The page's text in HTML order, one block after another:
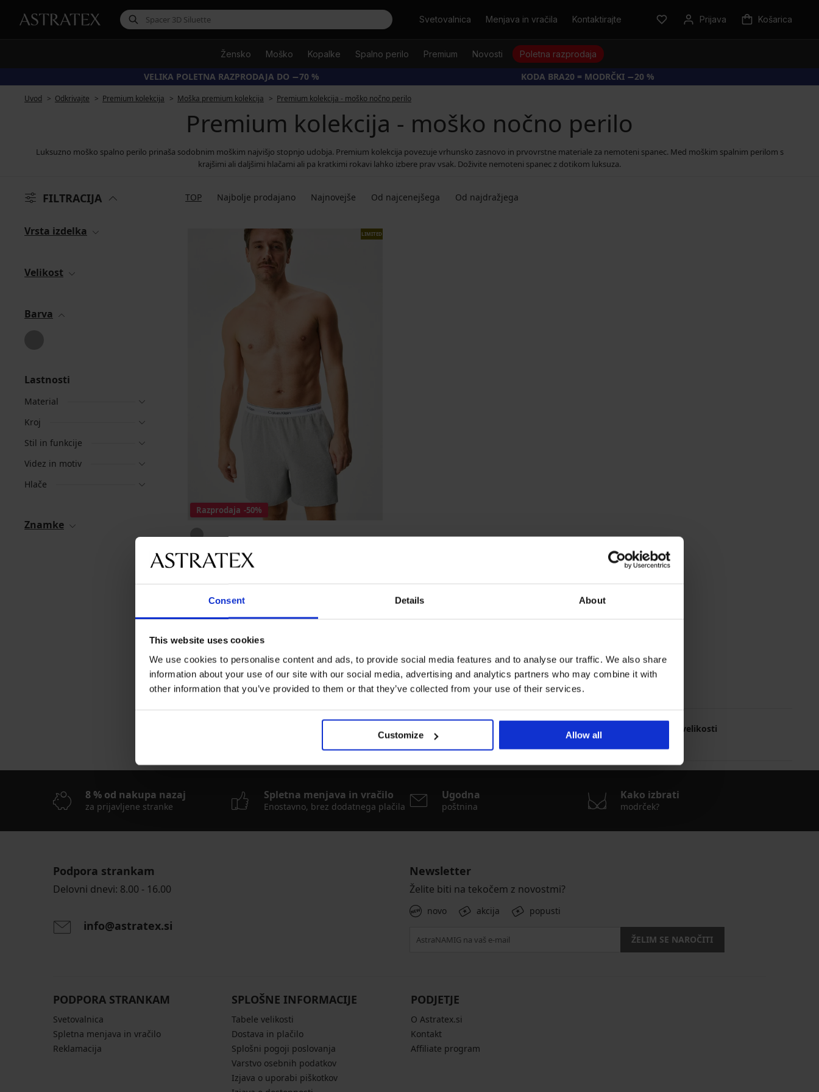
Consent Details About
This website uses cookies
We use cookies to personalise content and ads, to provide social media features and to analyse our traffic. We also share
information about your use of our site with our social media, advertising and analytics partners who may combine it with
other information that you’ve provided to them or that they’ve collected from your use of their services.
Customize Allow all
Svetovalnica Menjava in vračila Kontaktirajte Prijava Košarica
Žensko Moško Kopalke Spalno perilo Premium Novosti Poletna razprodaja
VELIKA POLETNA RAZPRODAJA DO −70 % KODA BRA20 = MODRČKI −20 %
Uvod Odkrivajte Premium kolekcija Moška premium kolekcija Premium kolekcija - moško nočno perilo
Premium kolekcija - moško nočno perilo
Luksuzno moško spalno perilo prinaša sodobnim moškim najvišjo stopnjo udobja. Premium kolekcija povezuje vrhunsko zasnovo in prvovrstne materiale za nemoteni spanec. Med moškim spalnim perilom s
krajšimi ali daljšimi hlačami ali pa kratkimi rokavi lahko izbere prav vsak. Doživite nemoteni spanec z dotikom luksuza.
FILTRACIJA TOP Najbolje prodajano Najnovejše Od najcenejšega Od najdražjega
Vrsta izdelka
Velikost
Barva
Lastnosti
Material
Kroj
Stil in funkcije
Videz in motiv
Hlače
Znamke
LIMITED
Razprodaja -50%
PREMIUM
Kratke pižama hlače Calvin Klein Cotton
Popust
24,50 €Prvotna cena
48,99 €
Najpogosteje izbrane barve
siva
Najpogosteje izbrane velikosti
S
8 % od nakupa nazaj
za prijavljene stranke
Spletna menjava in vračilo
Enostavno, brez dodatnega plačila
Ugodna
poštnina
Kako izbrati
modrček?
Podpora strankam
Delovni dnevi: 8.00 - 16.00
info@astratex.si
Newsletter
Želite biti na tekočem z novostmi?
novo akcija popusti
ŽELIM SE NAROČITI
PODPORA STRANKAM
Svetovalnica
Spletna menjava in vračilo
Reklamacija
SPLOŠNE INFORMACIJE
Tabele velikosti
Dostava in plačilo
Splošni pogoji poslovanja
Varstvo osebnih podatkov
Izjava o uporabi piškotkov
PODJETJE
O Astratex.si
Kontakt
Affiliate program